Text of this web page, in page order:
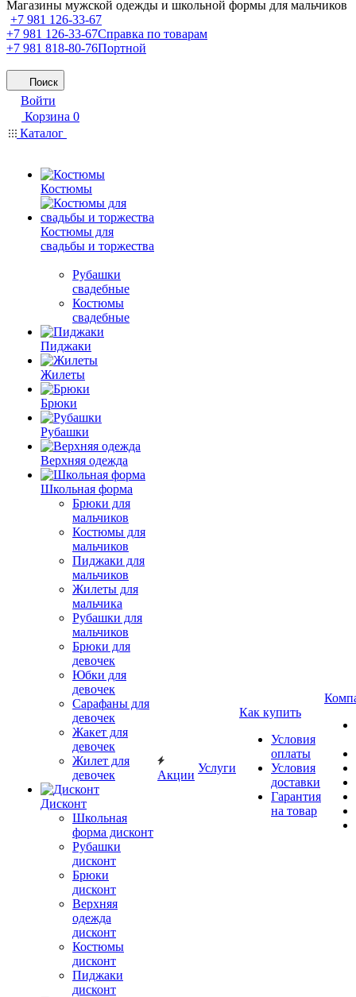
Магазины мужской одежды и школьной формы для мальчиков
+7 981 126-33-67
+7 981 126-33-67Справка по товарам
+7 981 818-80-76Портной
Поиск
Войти
Корзина 0
Каталог
Костюмы
Костюмы для
свадьбы и торжества
Рубашки
свадебные
Костюмы
свадебные
Пиджаки
Жилеты
Брюки
Рубашки
Верхняя одежда
Школьная форма
Брюки для
мальчиков
Костюмы для
мальчиков
Пиджаки для
мальчиков
Жилеты для
мальчика
Рубашки для
мальчиков
Брюки для
девочек
Юбки для
девочек
Сарафаны для
девочек
Жакет для
девочек
Жилет для
девочек
Дисконт
Школьная
форма дисконт
Рубашки
дисконт
Брюки
дисконт
Верхняя
одежда
дисконт
Костюмы
дисконт
Пиджаки
дисконт
Акции
Услуги
Как купить
Условия
оплаты
Условия
доставки
Гарантия
на товар